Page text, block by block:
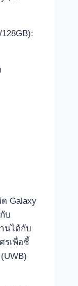
Galaxy
บ
นได้กับ
รเพื่อชี้